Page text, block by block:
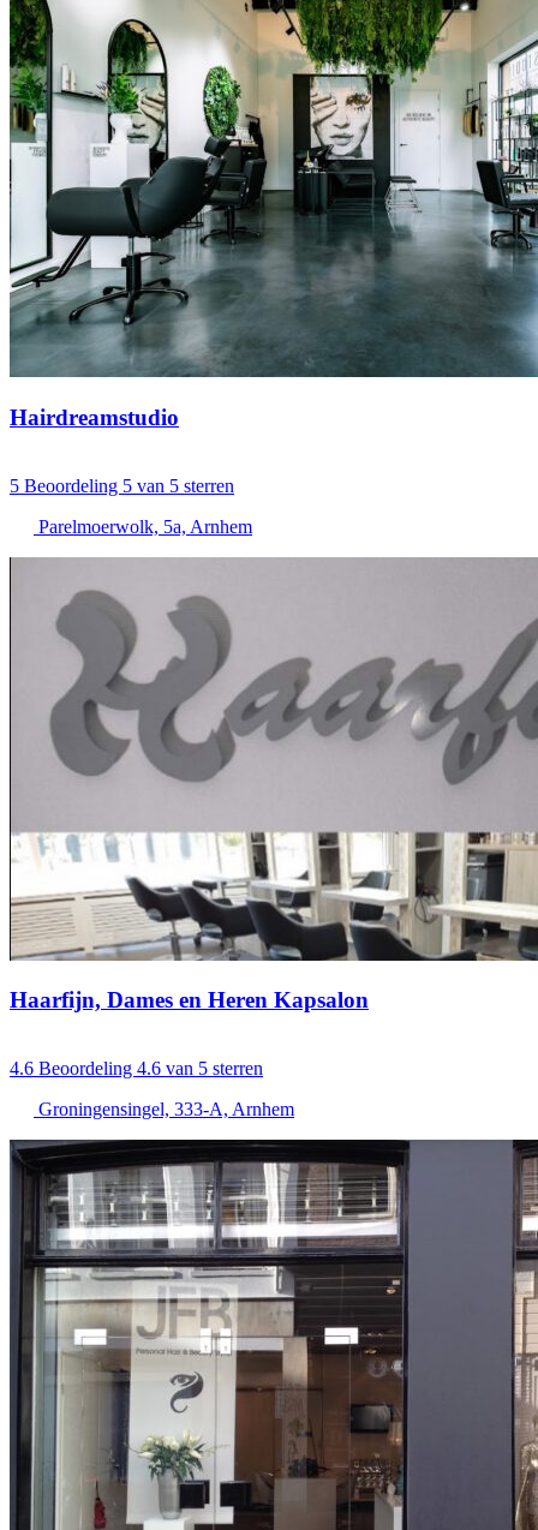
Hairdreamstudio
5 Beoordeling 5 van 5 sterren
Parelmoerwolk, 5a, Arnhem
Haarfijn, Dames en Heren Kapsalon
4.6 Beoordeling 4.6 van 5 sterren
Groningensingel, 333-A, Arnhem